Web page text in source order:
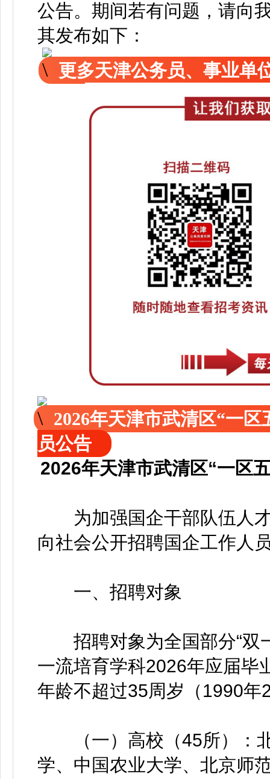
公告。 期间若有问题，请向
其发布如下：
更多天津公务员、事业单
2026年天津市武清区“一
员公告
2026年天津市武清区“一区
为加强国企干部队伍人才
向社会公开招聘国企工作人
一、招聘对象
招聘对象为全国部分“双
一流培育学科2026年应届毕
年龄不超过35周岁（1990
（一）高校（45所）：北
学、中国农业大学、北京师